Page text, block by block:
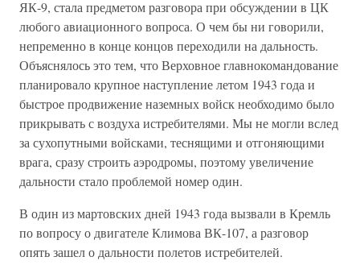
ЯК-9, стала предметом разговора при обсуждении в ЦК
любого авиационного вопроса. О чем бы ни говорили,
непременно в конце концов переходили на дальность.
Объяснялось это тем, что Верховное главнокомандование
планировало крупное наступление летом 1943 года и
быстрое продвижение наземных войск необходимо было
прикрывать с воздуха истребителями. Мы не могли вслед
за сухопутными войсками, теснящими и отгоняющими
врага, сразу строить аэродромы, поэтому увеличение
дальности стало проблемой номер один.
В один из мартовских дней 1943 года вызвали в Кремль
по вопросу о двигателе Климова ВК-107, а разговор
опять зашел о дальности полетов истребителей.